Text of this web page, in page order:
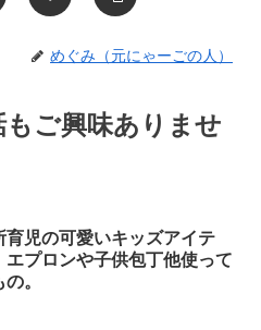
めぐみ（元にゃーごの人）
ご興味ありませ
育児の可愛いキッズアイテ
エプロンや子供包丁他使って
。